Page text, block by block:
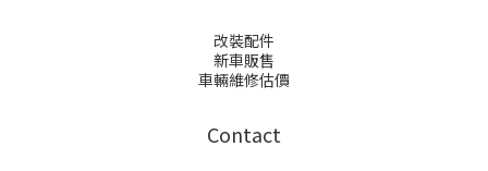
改裝配件
新車販售
車輛維修估價
Contact